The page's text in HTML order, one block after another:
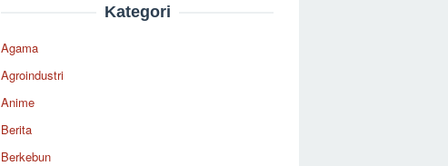
Kategori
Agama
Agroindustri
Anime
Berita
Berkebun